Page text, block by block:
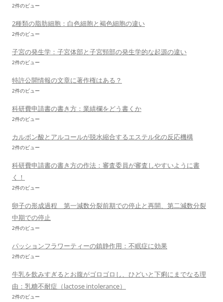
2件のビュー
2種類の脂肪細胞：白色細胞と褐色細胞の違い
2件のビュー
子宮の発生学：子宮体部と子宮頸部の発生学的な起源の違い
2件のビュー
特許公開情報の文章に著作権はある？
2件のビュー
科研費申請書の書き方：業績欄をどう書くか
2件のビュー
カルボン酸とアルコールが脱水縮合するエステル化の反応機構
2件のビュー
科研費申請書の書き方の作法：審査委員が審査しやすいように書
く！
2件のビュー
卵子の形成過程 第一減数分裂前期での停止と再開、第二減数分裂
中期での停止
2件のビュー
パッションフラワーティーの鎮静作用：不眠症に効果
2件のビュー
牛乳を飲みすぎるとお腹がゴロゴロし、ひどいと下痢にまでなる理
由：乳糖不耐症（lactose intolerance）
2件のビュー